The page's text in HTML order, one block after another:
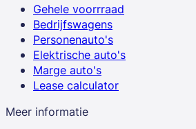
Gehele voorrraad
Bedrijfswagens
Personenauto's
Elektrische auto's
Marge auto's
Lease calculator
Meer informatie